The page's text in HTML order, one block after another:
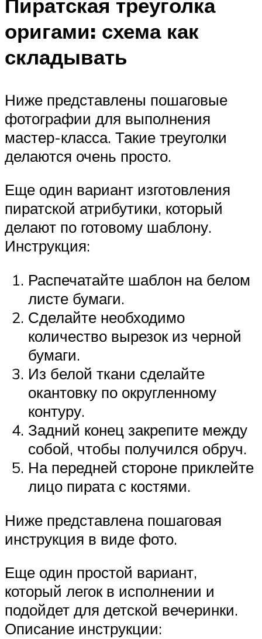
оригами: схема как
складывать
Ниже представлены пошаговые
фотографии для выполнения
мастер-класса. Такие треуголки
делаются очень просто.
Еще один вариант изготовления
пиратской атрибутики, который
делают по готовому шаблону.
Инструкция:
Распечатайте шаблон на белом
листе бумаги.
Сделайте необходимо
количество вырезок из черной
бумаги.
Из белой ткани сделайте
окантовку по округленному
контуру.
Задний конец закрепите между
собой, чтобы получился обруч.
На передней стороне приклейте
лицо пирата с костями.
Ниже представлена пошаговая
инструкция в виде фото.
Еще один простой вариант,
который легок в исполнении и
подойдет для детской вечеринки.
Описание инструкции: